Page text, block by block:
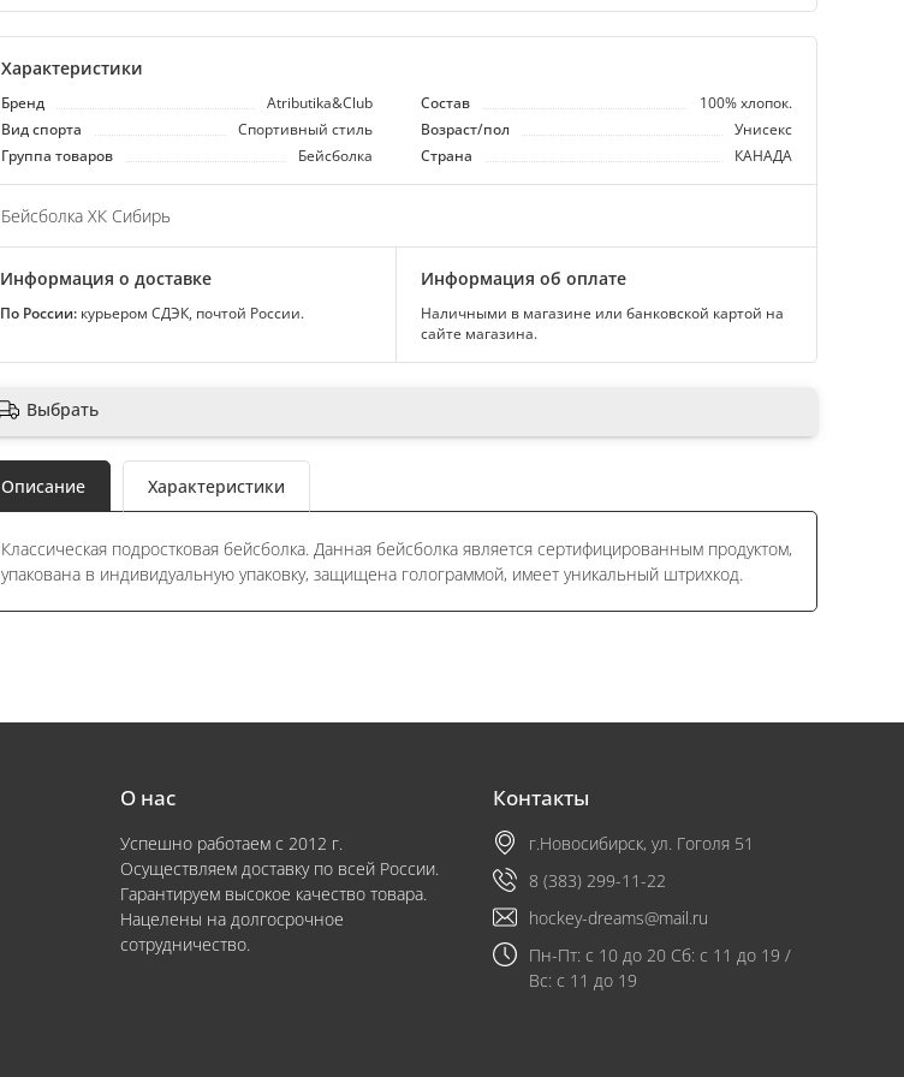
Характеристики
Бренд Atributika&Club Состав
100% хлопок.
Вид спорта
Спортивный стиль Возраст/пол
Унисекс
Группа товаров
Бейсболка Страна КАНАДА
Бейсболка ХК Сибирь
Информация о доставке
По России: курьером СДЭК, почтой России.
Информация об оплате
Наличными в магазине или банковской картой на
сайте магазина.
Выбрать
Описание Характеристики
Классическая подростковая бейсболка. Данная бейсболка является сертифицированным продуктом,
упакована в индивидуальную упаковку, защищена голограммой, имеет уникальный штрихкод.
О нас
Успешно работаем с 2012 г.
Осуществляем доставку по всей России.
Гарантируем высокое качество товара.
Нацелены на долгосрочное
сотрудничество.
Контакты
г.Новосибирск, ул. Гоголя 51
8 (383) 299-11-22
hockey-dreams@mail.ru
Пн-Пт: с 10 до 20 Сб: с 11 до 19 /
Вс: с 11 до 19